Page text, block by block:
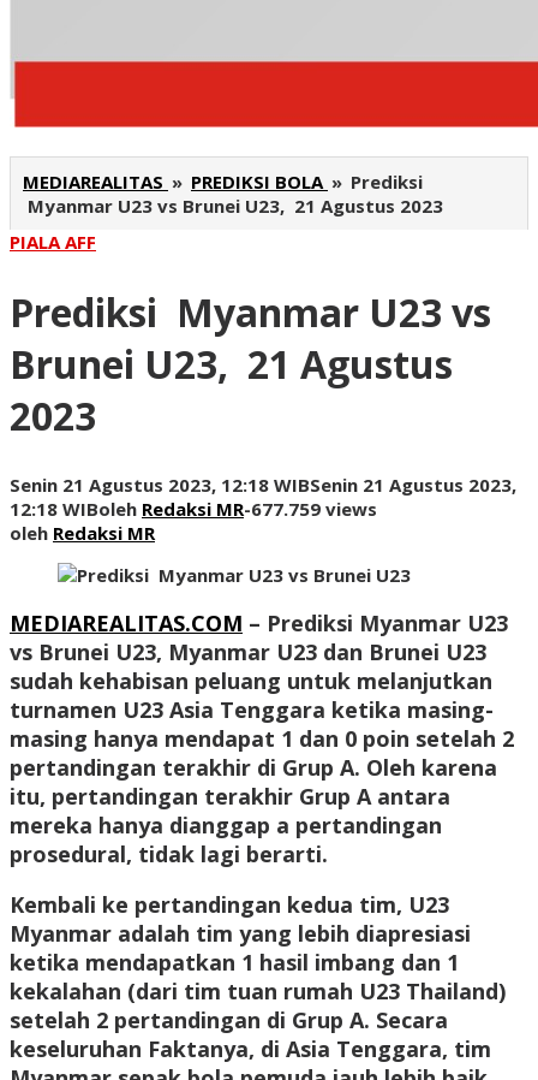
MEDIAREALITAS » PREDIKSI BOLA » Prediksi
Myanmar U23 vs Brunei U23, 21 Agustus 2023
PIALA AFF
Prediksi Myanmar U23 vs
Brunei U23, 21 Agustus
2023
Senin 21 Agustus 2023, 12:18 WIBSenin 21 Agustus 2023,
12:18 WIBoleh Redaksi MR-677.759 views
oleh Redaksi MR
MEDIAREALITAS.COM – Prediksi Myanmar U23
vs Brunei U23, Myanmar U23 dan Brunei U23
sudah kehabisan peluang untuk melanjutkan
turnamen U23 Asia Tenggara ketika masing-
masing hanya mendapat 1 dan 0 poin setelah 2
pertandingan terakhir di Grup A. Oleh karena
itu, pertandingan terakhir Grup A antara
mereka hanya dianggap a pertandingan
prosedural, tidak lagi berarti.
Kembali ke pertandingan kedua tim, U23
Myanmar adalah tim yang lebih diapresiasi
ketika mendapatkan 1 hasil imbang dan 1
kekalahan (dari tim tuan rumah U23 Thailand)
setelah 2 pertandingan di Grup A. Secara
keseluruhan Faktanya, di Asia Tenggara, tim